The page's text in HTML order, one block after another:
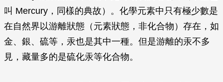
叫 Mercury，同樣的典故）。化學元素中只有極少數是
在自然界以游離狀態（元素狀態，非化合物）存在，如
金、銀、硫等，汞也是其中一種。但是游離的汞不多
見，藏量多的是硫化汞等化合物。